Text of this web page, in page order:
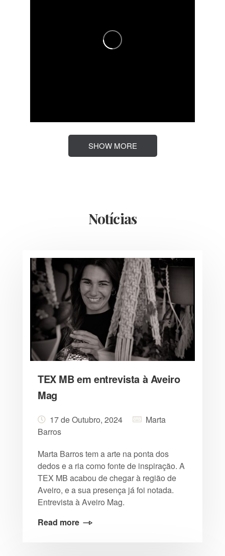
SHOW MORE
Notícias
TEX MB em entrevista à Aveiro
Mag
17 de Outubro, 2024
Marta
Barros
Marta Barros tem a arte na ponta dos
dedos e a ria como fonte de inspiração. A
TEX MB acabou de chegar à região de
Aveiro, e a sua presença já foi notada.
Entrevista à Aveiro Mag.
Read more